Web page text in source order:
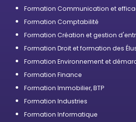
Formation Communication et
Formation Comptabilité
Formation Création et gestion
Formation Droit et formation des
Formation Environnement et
Formation Finance
Formation Immobilier, BTP
Formation Industries
Formation Informatique